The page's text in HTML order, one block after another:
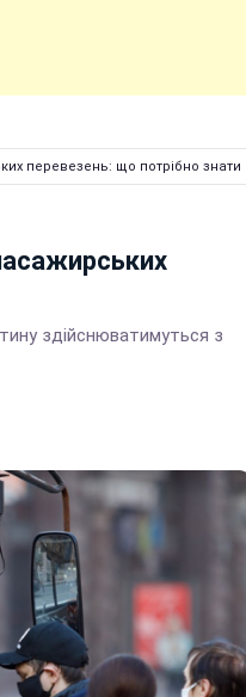
перевезень: що потрібно знати
здійснюватимуться з